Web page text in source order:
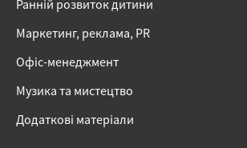
Ранній розвиток дитини
Маркетинг, реклама, PR
Офіс-менеджмент
Музика та мистецтво
Додаткові матеріали